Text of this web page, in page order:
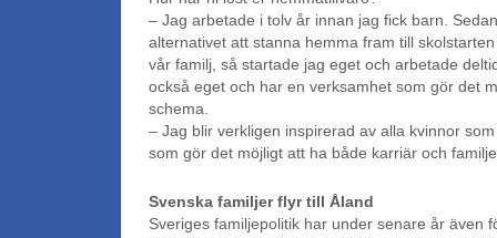
– Jag arbetade i tolv år innan jag fick barn.
alternativet att stanna hemma fram till
vår familj, så startade jag eget och arbetade
också eget och har en verksamhet som gör det
schema.
– Jag blir verkligen inspirerad av alla kvinnor
som gör det möjligt att ha både karriär och
Svenska familjer flyr till Åland
Sveriges familjepolitik har under senare år även